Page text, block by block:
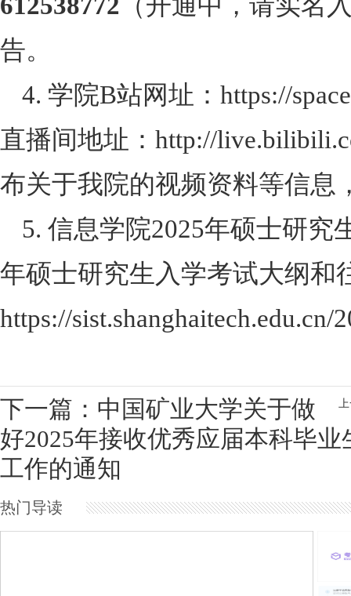
告。
4. 学院B站网址： https://
直播间地址： http://
布关于我院的视频资料等信息
5. 信息学院2025年硕士研究
年硕士研究生入学考试大纲和
https://sist.shanghaitech.edu.cn/
下一篇：中国矿业大学关于做
好2025年接收优秀应届本科毕
工作的通知
热门导读